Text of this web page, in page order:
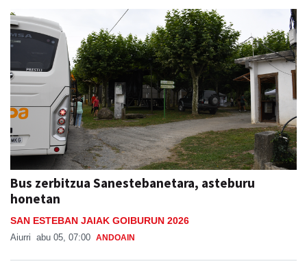
Bus zerbitzua Sanestebanetara, asteburu
honetan
SAN ESTEBAN JAIAK GOIBURUN 2026
Aiurri abu 05, 07:00 ANDOAIN